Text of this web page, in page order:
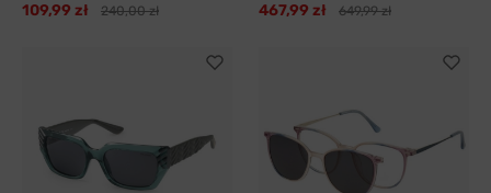
109,99 zł 240,00 zł 467,99 zł 649,99 zł